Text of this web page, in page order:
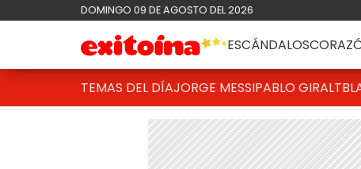
DOMINGO 09 DE AGOSTO DEL 2026
ESCÁNDALOS
TEMAS DEL DÍAJORGE MESSIPABLO GIRALT